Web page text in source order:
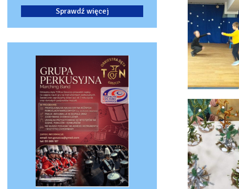
Sprawdź więcej